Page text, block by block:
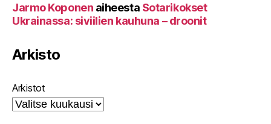
Jarmo Koponen aiheesta Sotarikokset
Ukrainassa: siviilien kauhuna – droonit
Arkisto
Arkistot